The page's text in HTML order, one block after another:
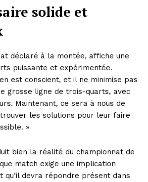
solide et
déclaré à la montée, affiche une
puissante et expérimentée.
est conscient, et il ne minimise pas
grosse ligne de trois-quarts, avec
Maintenant, ce sera à nous de
les solutions pour leur faire
»
bien la réalité du championnat de
match exige une implication
qu’il devra répondre présent dans